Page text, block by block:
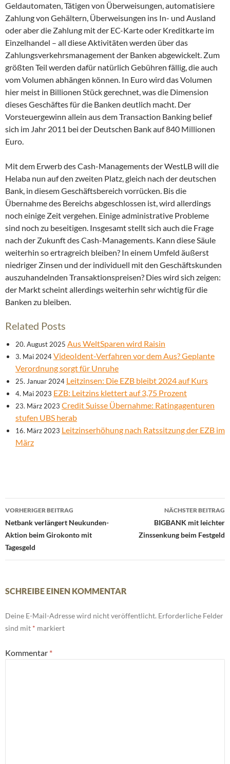
Geldautomaten, Tätigen von Überweisungen, automatisiere
Zahlung von Gehältern, Überweisungen ins In- und Ausland
oder aber die Zahlung mit der EC-Karte oder Kreditkarte im
Einzelhandel – all diese Aktivitäten werden über das
Zahlungsverkehrsmanagement der Banken abgewickelt. Zum
größten Teil werden dafür natürlich Gebühren fällig, die auch
vom Volumen abhängen können. In Euro wird das Volumen
hier meist in Billionen Stück gerechnet, was die Dimension
dieses Geschäftes für die Banken deutlich macht. Der
Vorsteuergewinn allein aus dem Transaction Banking belief
sich im Jahr 2011 bei der Deutschen Bank auf 840 Millionen
Euro.
Mit dem Erwerb des Cash-Managements der WestLB will die
Helaba nun auf den zweiten Platz, gleich nach der deutschen
Bank, in diesem Geschäftsbereich vorrücken. Bis die
Übernahme des Bereichs abgeschlossen ist, wird allerdings
noch einige Zeit vergehen. Einige administrative Probleme
sind noch zu beseitigen. Insgesamt stellt sich auch die Frage
nach der Zukunft des Cash-Managements. Kann diese Säule
weiterhin so ertragreich bleiben? In einem Umfeld äußerst
niedriger Zinsen und der individuell mit den Geschäftskunden
auszuhandelnden Transaktionspreisen? Dies wird sich zeigen:
der Markt scheint allerdings weiterhin sehr wichtig für die
Banken zu bleiben.
Related Posts
20. August 2025 Aus WeltSparen wird Raisin
3. Mai 2024VideoIdent-Verfahren vor dem Aus? Geplante
Verordnung sorgt für Unruhe
25. Januar 2024 Leitzinsen: Die EZB bleibt 2024 auf Kurs
4. Mai 2023 EZB: Leitzins klettert auf 3,75 Prozent
23. März 2023 Credit Suisse Übernahme: Ratingagenturen
stufen UBS herab
16. März 2023 Leitzinserhöhung nach Ratssitzung der EZB im
März
Beitrags-
Navigation
VORHERIGER BEITRAG
Netbank verlängert Neukunden-
Aktion beim Girokonto mit
Tagesgeld
NÄCHSTER BEITRAG
BIGBANK mit leichter
Zinssenkung beim Festgeld
SCHREIBE EINEN KOMMENTAR
Deine E-Mail-Adresse wird nicht veröffentlicht. Erforderliche Felder
sind mit * markiert
Kommentar *